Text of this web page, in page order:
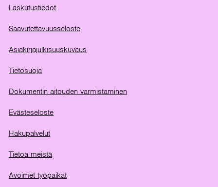
Laskutustiedot
Saavutettavuusseloste
Asiakirjajulkisuuskuvaus
Tietosuoja
Dokumentin aitouden varmistaminen
Evästeseloste
Hakupalvelut
Tietoa meistä
Avoimet työpaikat